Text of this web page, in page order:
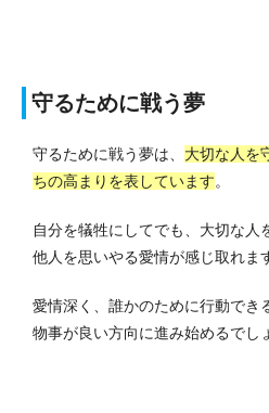
守るために戦う夢
守るために戦う夢は、 大切な人を
ちの高まりを表しています。
自分を犠牲にしてでも、大切な人
他人を思いやる愛情が感じ取れま
愛情深く、誰かのために行動でき
物事が良い方向に進み始めるでし